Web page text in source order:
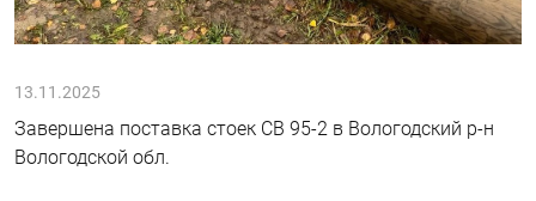
13.11.2025
Завершена поставка стоек СВ 95-2 в Вологодский р-н
Вологодской обл.